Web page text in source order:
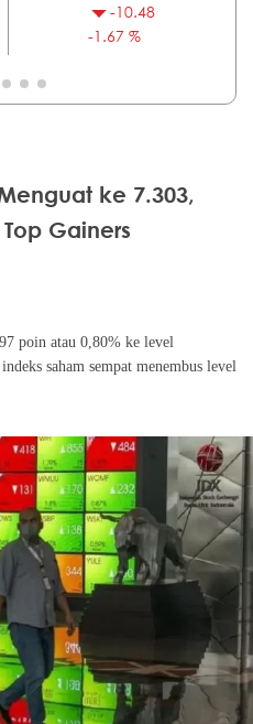
-10.48
-1.67 %
ke 7.303,
Gainers
poin atau 0,80% ke level
saham sempat menembus level